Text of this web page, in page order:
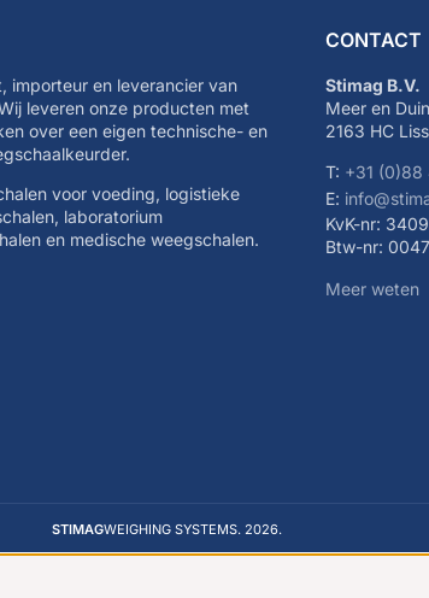
importeur en leverancier van
leveren onze producten met
over een eigen technische- en
voor voeding, logistieke
laboratorium
en medische weegschalen.
CONTACT
Stimag B.V.
Meer en
2163 HC
T: +31 (0)88
E:
KvK-nr:
Btw-nr:
Meer weten
STIMAGWEIGHING SYSTEMS. 2026.